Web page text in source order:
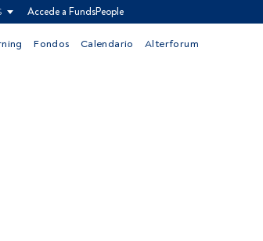
Accede a FundsPeople
Fondos Calendario Alterforum